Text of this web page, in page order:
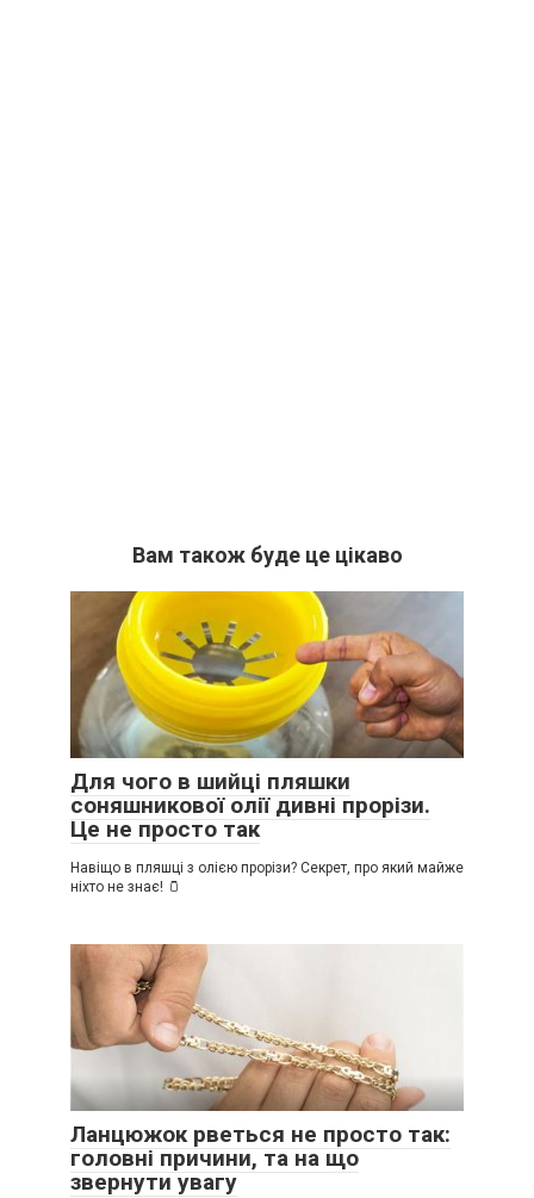
Вам також буде це цікаво
Для чого в шийці пляшки
соняшникової олії дивні прорізи.
Це не просто так
Навіщо в пляшці з олією прорізи? Секрет, про який майже
ніхто не знає! 🫙
Ланцюжок рветься не просто так:
головні причини, та на що
звернути увагу